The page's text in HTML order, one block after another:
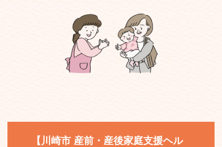
【川崎市 産前・産後家庭支援ヘル